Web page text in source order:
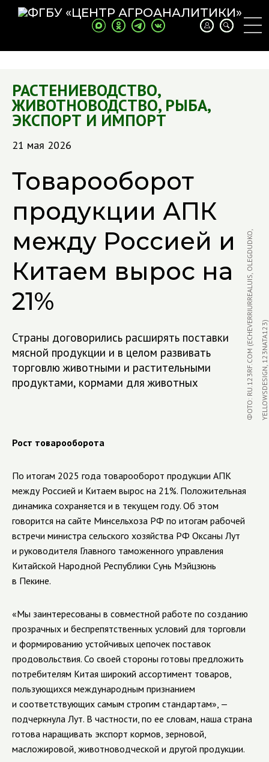
РАСТЕНИЕВОДСТВО,
ЖИВОТНОВОДСТВО, РЫБА,
ЭКСПОРТ И ИМПОРТ
21 мая 2026
Товарооборот
продукции АПК
между Россией и
Китаем вырос на
21%
Страны договорились расширять поставки
мясной продукции и в целом развивать
торговлю животными и растительными
продуктами, кормами для животных
Ф
О
Т
О
:
R
U
.
1
2
3
R
F
.
C
O
M
(
E
C
H
E
VE
R
R
I
U
R
R
E
A
L
U
I
S,
O
L
E
G
D
U
D
K
O,
Y
E
L
L
O
W
S
D
E
S
I
G
N,
1
2
3
N
A
T
A
1
2
3)
Рост товарооборота
По итогам 2025 года товарооборот продукции АПК
между Россией и Китаем вырос на 21%. Положительная
динамика сохраняется и в текущем году. Об этом
говорится на сайте Минсельхоза РФ по итогам рабочей
встречи министра сельского хозяйства РФ Оксаны Лут
и руководителя Главного таможенного управления
Китайской Народной Республики Сунь Мэйцзюнь
в Пекине.
«Мы заинтересованы в совместной работе по созданию
прозрачных и беспрепятственных условий для торговли
и формированию устойчивых цепочек поставок
продовольствия. Со своей стороны готовы предложить
потребителям Китая широкий ассортимент товаров,
пользующихся международным признанием
и соответствующих самым строгим стандартам», —
подчеркнула Лут. В частности, по ее словам, наша страна
готова наращивать экспорт кормов, зерновой,
масложировой, животноводческой и другой продукции.